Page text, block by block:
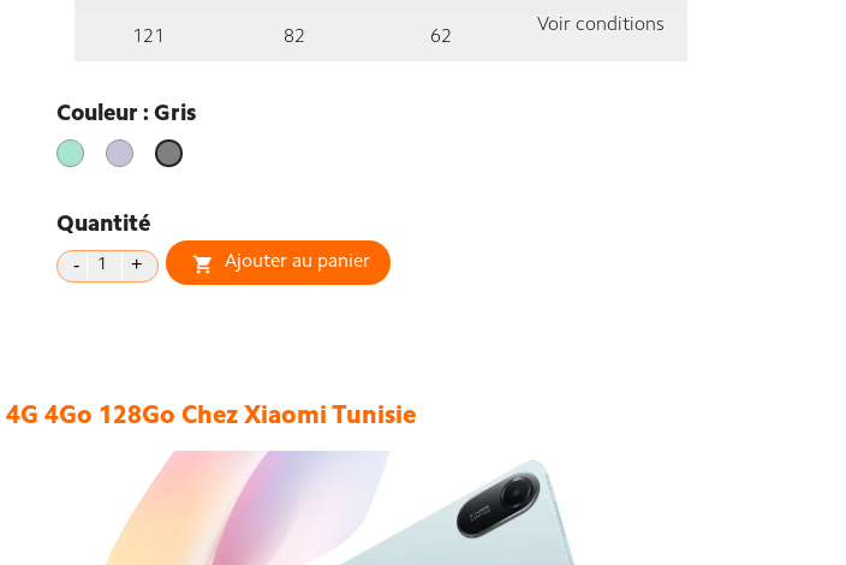
121 82 62
Voir conditions
Couleur : Gris
vert
Violet
Gris
Quantité
 Ajouter au panier
4G 4Go 128Go Chez Xiaomi Tunisie